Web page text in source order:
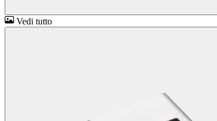
Vedi tutto